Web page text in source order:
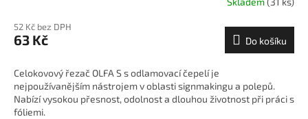
52 Kč bez DPH
63 Kč Do košíku
Celokovový řezač OLFA S s odlamovací čepelí je
nejpoužívanějším nástrojem v oblasti signmakingu a polepů.
Nabízí vysokou přesnost, odolnost a dlouhou životnost při práci s
fóliemi.